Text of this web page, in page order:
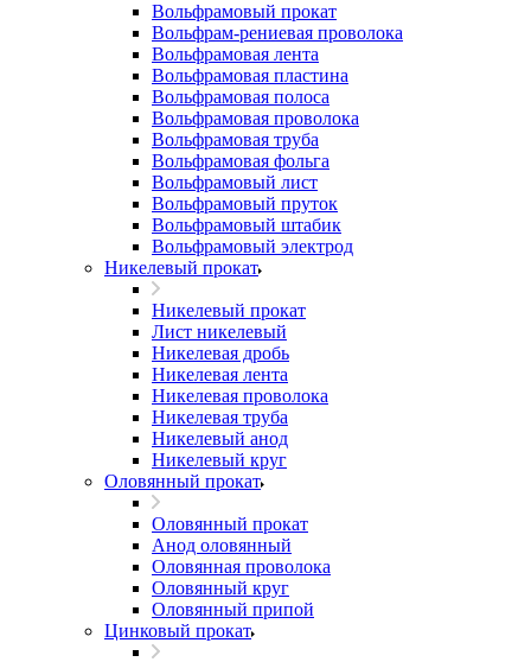
Вольфрамовый прокат
Вольфрам-рениевая проволока
Вольфрамовая лента
Вольфрамовая пластина
Вольфрамовая полоса
Вольфрамовая проволока
Вольфрамовая труба
Вольфрамовая фольга
Вольфрамовый лист
Вольфрамовый пруток
Вольфрамовый штабик
Вольфрамовый электрод
Никелевый прокат
Никелевый прокат
Лист никелевый
Никелевая дробь
Никелевая лента
Никелевая проволока
Никелевая труба
Никелевый анод
Никелевый круг
Оловянный прокат
Оловянный прокат
Анод оловянный
Оловянная проволока
Оловянный круг
Оловянный припой
Цинковый прокат